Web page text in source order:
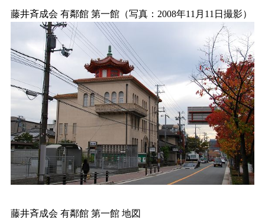
藤井斉成会 有鄰館 第一館（写真：2008年11月11日撮影）
藤井斉成会 有鄰館 第一館 地図